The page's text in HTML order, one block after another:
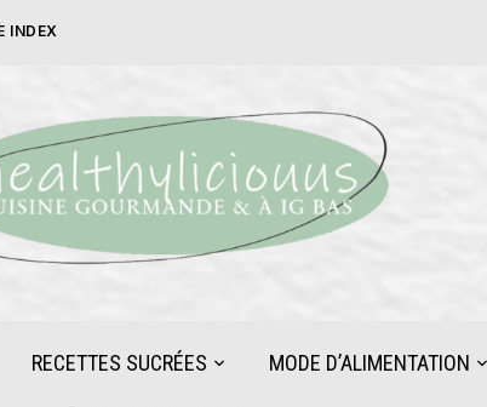
INDEX
RECETTES SUCRÉES MODE D’ALIMENTATION